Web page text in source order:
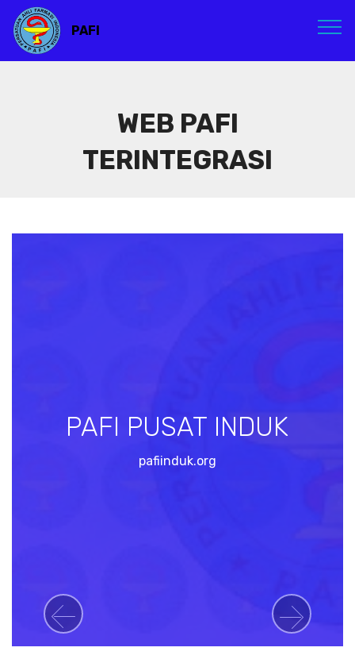
PAFI
WEB PAFI
TERINTEGRASI
PAFI PUSAT INDUK
pafiinduk.org
Previous Next